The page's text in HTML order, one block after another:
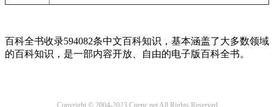
百科全书收录594082条中文百科知识，基本涵盖了大多数领域
的百科知识，是一部内容开放、自由的电子版百科全书。
Copyright © 2004-2023 Cnenc.net All Rights Reserved